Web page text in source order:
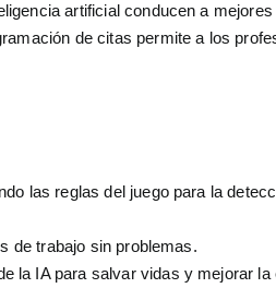
artificial conducen a
de citas permite a los
las reglas del juego para la
de trabajo sin problemas.
la IA para salvar vidas y mejorar la